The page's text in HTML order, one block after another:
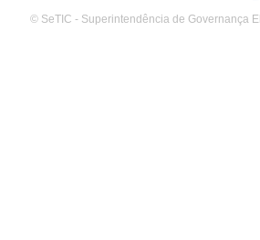
© SeTIC - Superintendência de Governança